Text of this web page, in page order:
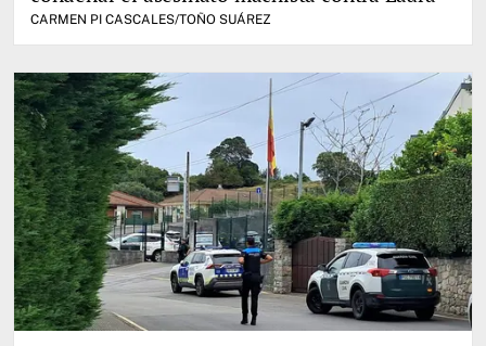
CARMEN PI CASCALES/TOÑO SUÁREZ